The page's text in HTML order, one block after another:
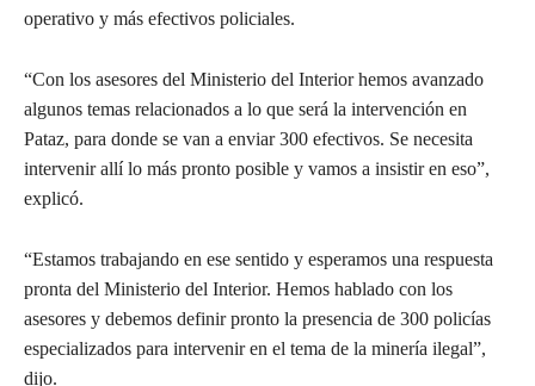
operativo y más efectivos policiales.
“Con los asesores del Ministerio del Interior hemos avanzado
algunos temas relacionados a lo que será la intervención en
Pataz, para donde se van a enviar 300 efectivos. Se necesita
intervenir allí lo más pronto posible y vamos a insistir en eso”,
explicó.
“Estamos trabajando en ese sentido y esperamos una respuesta
pronta del Ministerio del Interior. Hemos hablado con los
asesores y debemos definir pronto la presencia de 300 policías
especializados para intervenir en el tema de la minería ilegal”,
dijo.